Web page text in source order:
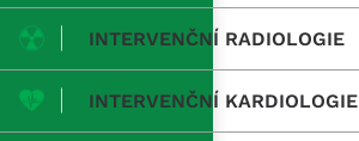
INTERVENČNÍ RADIOLOGIE
INTERVENČNÍ KARDIOLOGIE